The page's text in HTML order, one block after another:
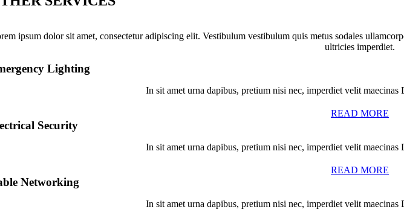
ipsum dolor sit amet, consectetur adipiscing elit. Vestibulum vestibulum quis metus sodales
ultricies imperdiet.
Lighting
In sit amet urna dapibus, pretium nisi nec, imperdiet velit maecinas
READ MORE
Security
In sit amet urna dapibus, pretium nisi nec, imperdiet velit maecinas
READ MORE
Networking
In sit amet urna dapibus, pretium nisi nec, imperdiet velit maecinas